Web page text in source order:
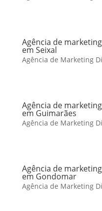
Agência de
em Seixal
Agência de Marketing
Agência de
em Guimarães
Agência de Marketing
Agência de
em Gondomar
Agência de Marketing